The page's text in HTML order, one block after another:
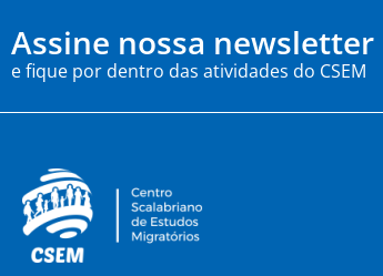
Assine nossa newsletter
e fique por dentro das atividades do CSEM